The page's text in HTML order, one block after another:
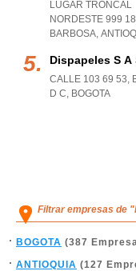
LUGAR TRONCAL
NORDESTE 999 18
BARBOSA,
Dispapeles S A
CALLE 103 69 53,
D C, BOGOTA
Filtrar empresas de
BOGOTA (387
ANTIOQUIA (127